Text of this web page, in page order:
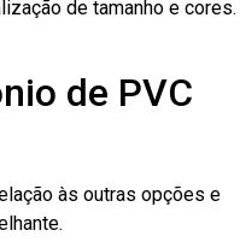
de tamanho e cores.
de PVC
às outras opções e